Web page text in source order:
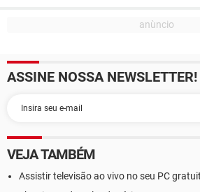
ASSINE NOSSA NEWSLETTER!
VEJA TAMBÉM
Assistir televisão ao vivo no seu PC